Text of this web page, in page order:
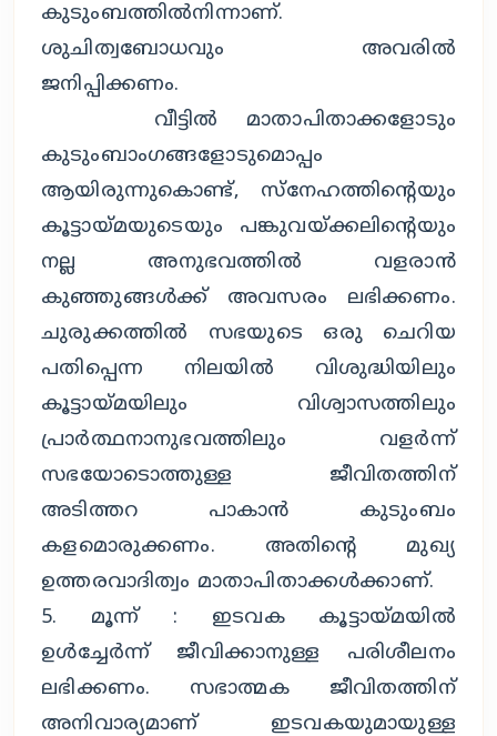
കുടുംബത്തില്‍നിന്നാണ്.
ശുചിത്വബോധവും അവരില്‍
ജനിപ്പിക്കണം.
വീട്ടില്‍ മാതാപിതാക്കളോടും
കുടുംബാംഗങ്ങളോടുമൊപ്പം
ആയിരുന്നുകൊണ്ട്, സ്‌നേഹത്തിന്റെയും
കൂട്ടായ്മയുടെയും പങ്കുവയ്ക്കലിന്റെയും
നല്ല അനുഭവത്തില്‍ വളരാന്‍
കുഞ്ഞുങ്ങള്‍ക്ക് അവസരം ലഭിക്കണം.
ചുരുക്കത്തില്‍ സഭയുടെ ഒരു ചെറിയ
പതിപ്പെന്ന നിലയില്‍ വിശുദ്ധിയിലും
കൂട്ടായ്മയിലും വിശ്വാസത്തിലും
പ്രാര്‍ത്ഥനാനുഭവത്തിലും വളര്‍ന്ന്
സഭയോടൊത്തുള്ള ജീവിതത്തിന്
അടിത്തറ പാകാന്‍ കുടുംബം
കളമൊരുക്കണം. അതിന്റെ മുഖ്യ
ഉത്തരവാദിത്വം മാതാപിതാക്കള്‍ക്കാണ്.
5. മൂന്ന് : ഇടവക കൂട്ടായ്മയില്‍
ഉള്‍ച്ചേര്‍ന്ന് ജീവിക്കാനുള്ള പരിശീലനം
ലഭിക്കണം. സഭാത്മക ജീവിതത്തിന്
അനിവാര്യമാണ് ഇടവകയുമായുള്ള